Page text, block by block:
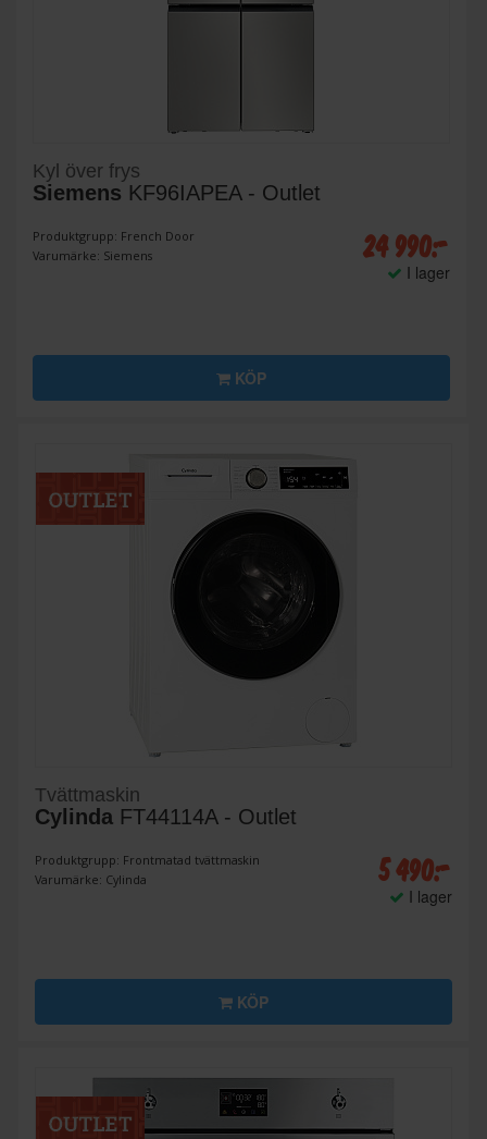
Kyl över frys
Siemens KF96IAPEA - Outlet
Produktgrupp: French Door
Varumärke: Siemens
24 990:-
I lager
KÖP
Tvättmaskin
Cylinda FT44114A - Outlet
Produktgrupp: Frontmatad tvättmaskin
Varumärke: Cylinda
5 490:-
I lager
KÖP